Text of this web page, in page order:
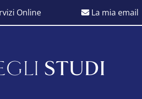
Online La mia email
STUDI